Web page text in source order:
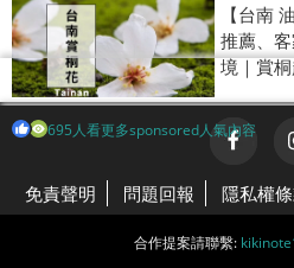
【台南
推薦、
境｜賞
免責聲明 問題回報 隱私權
合作提案請聯繫:
695人看更多sponsored人氣內容